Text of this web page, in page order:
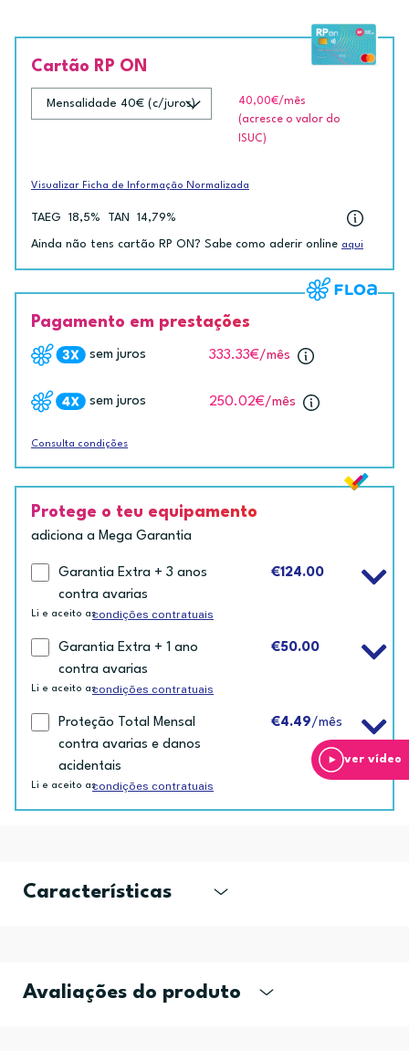
ver vídeo
Cartão RP ON
40,00€/mês
(acresce o valor do
ISUC)
Visualizar Ficha de Informação Normalizada
TAEG 18,5% TAN 14,79%
Ainda não tens cartão RP ON? Sabe como aderir online aqui
Pagamento em prestações
sem juros 333.33€/mês
sem juros 250.02€/mês
Consulta condições
Protege o teu equipamento
adiciona a Mega Garantia
Garantia Extra + 3 anos
contra avarias
€124.00
Li e aceito ascondições contratuais
Garantia Extra + 1 ano
contra avarias
€50.00
Li e aceito ascondições contratuais
Proteção Total Mensal
contra avarias e danos
acidentais
€4.49/mês
Li e aceito ascondições contratuais
Características
Avaliações do produto